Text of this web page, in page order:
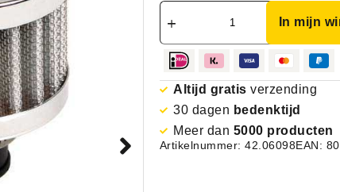
In mijn
Altijd gratis verzending
30 dagen bedenktijd
Meer dan 5000 producten
Artikelnummer: 42.06098EAN: